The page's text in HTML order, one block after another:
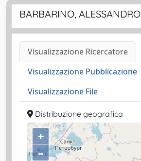
BARBARINO, ALESSANDRO
Visualizzazione Ricercatore
Visualizzazione Pubblicazione
Visualizzazione File
Distribuzione geografica
+
–